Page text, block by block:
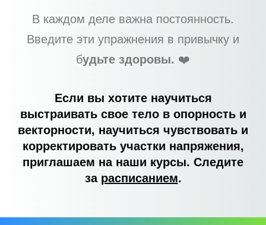
В каждом деле важна постоянность.
Введите эти упражнения в привычку и
будьте здоровы. ❤️
Если вы хотите научиться
выстраивать свое тело в опорность и
векторности, научиться чувствовать и
корректировать участки напряжения,
приглашаем на наши курсы. Следите
за расписанием.